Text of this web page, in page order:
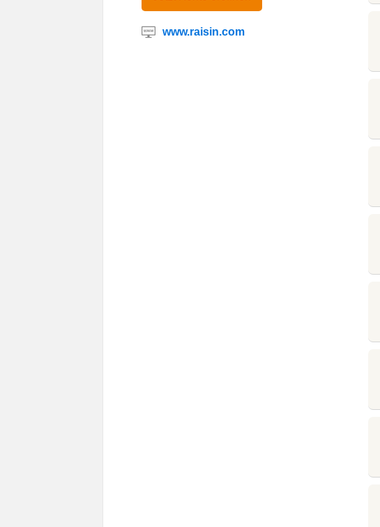
www.raisin.com